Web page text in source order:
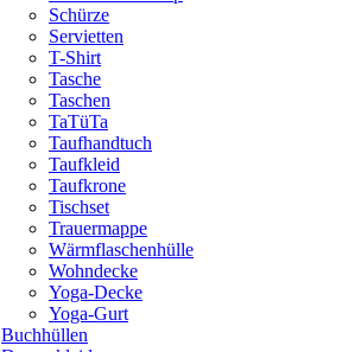
Schürze
Servietten
T-Shirt
Tasche
Taschen
TaTüTa
Taufhandtuch
Taufkleid
Taufkrone
Tischset
Trauermappe
Wärmflaschenhülle
Wohndecke
Yoga-Decke
Yoga-Gurt
Buchhüllen